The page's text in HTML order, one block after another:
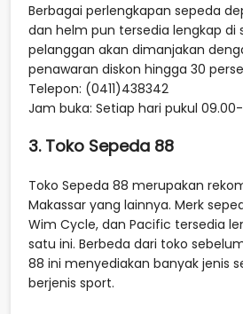
Berbagai perlengkapan sepeda
dan helm pun tersedia lengkap di
pelanggan akan dimanjakan
penawaran diskon hingga 30
Telepon: (0411)438342
Jam buka: Setiap hari pukul 09.00-
3. Toko Sepeda 88
Toko Sepeda 88 merupakan
Makassar yang lainnya. Merk
Wim Cycle, dan Pacific tersedia
satu ini. Berbeda dari toko
88 ini menyediakan banyak jenis
berjenis sport.